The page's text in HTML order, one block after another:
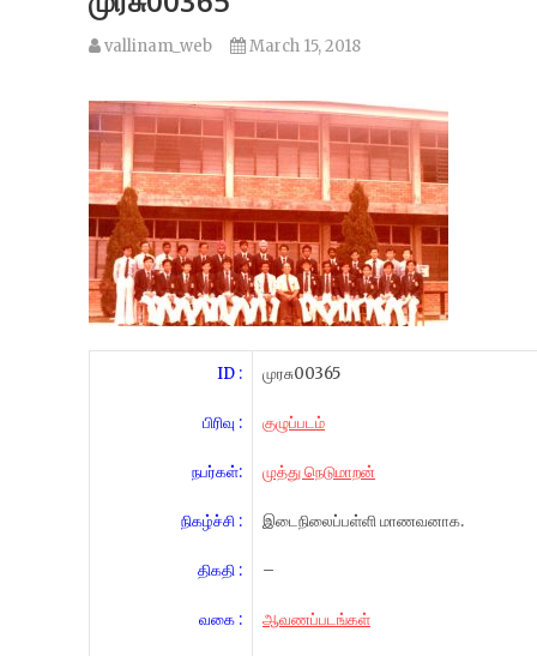
vallinam_web March 15, 2018
ID :
பிரிவு :
நபர்கள்:
நிகழ்ச்சி :
திகதி :
வகை :
முரசு00365
குழுப்படம்
முத்து நெடுமாறன்
இடைநிலைப்பள்ளி மாணவனாக.
–
ஆவணப்படங்கள்